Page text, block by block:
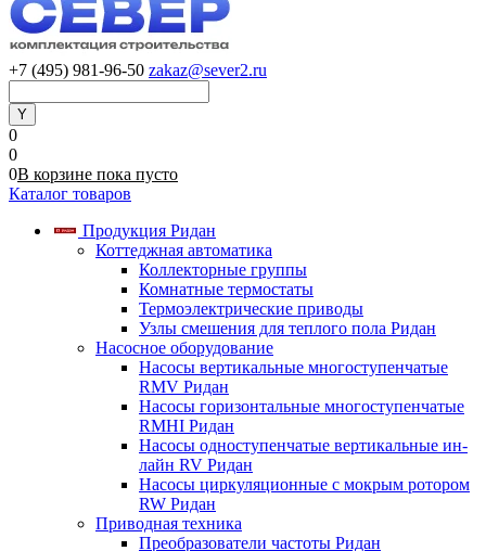
+7 (495) 981-96-50 zakaz@sever2.ru
0
0
0В корзине пока пусто
Каталог товаров
Продукция Ридан
Коттеджная автоматика
Коллекторные группы
Комнатные термостаты
Термоэлектрические приводы
Узлы смешения для теплого пола Ридан
Насосное оборудование
Насосы вертикальные многоступенчатые
RMV Ридан
Насосы горизонтальные многоступенчатые
RMHI Ридан
Насосы одноступенчатые вертикальные ин-
лайн RV Ридан
Насосы циркуляционные с мокрым ротором
RW Ридан
Приводная техника
Преобразователи частоты Ридан